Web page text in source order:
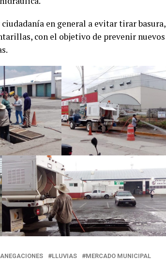
en general a evitar tirar basura,
con el objetivo de prevenir nuevos
ANEGACIONES LLUVIAS MERCADO MUNICIPAL